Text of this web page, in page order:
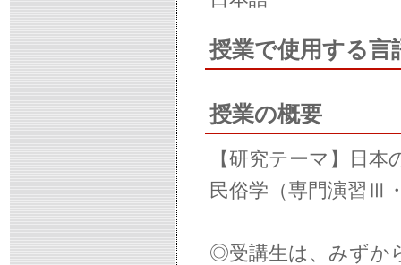
授業で使用する言
授業の概要
【研究テーマ】日
民俗学（専門演習Ⅲ
◎受講生は、みずか